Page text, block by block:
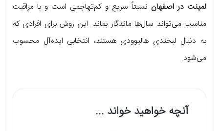
لمینت در اصفهان نسبتاً سریع و کم‌تهاجمی است و با مراقبت
مناسب می‌تواند سال‌ها ماندگار بماند. این روش برای افرادی که
به دنبال لبخندی هالیوودی هستند، انتخابی ایده‌آل محسوب
می‌شود.
آنچه خواهید خواند ...